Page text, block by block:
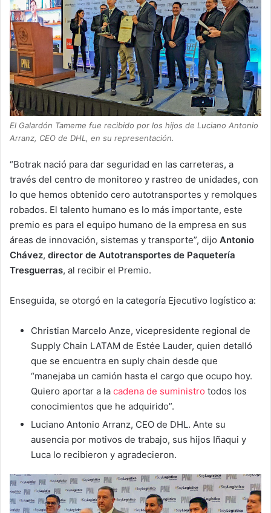
El Galardón Tameme fue recibido por los hijos de Luciano Antonio
Arranz, CEO de DHL, en su representación.
“Botrak nació para dar seguridad en las carreteras, a
través del centro de monitoreo y rastreo de unidades, con
lo que hemos obtenido cero autotransportes y remolques
robados. El talento humano es lo más importante, este
premio es para el equipo humano de la empresa en sus
áreas de innovación, sistemas y transporte”, dijo Antonio
Chávez, director de Autotransportes de Paquetería
Tresguerras, al recibir el Premio.
Enseguida, se otorgó en la categoría Ejecutivo logístico a:
Christian Marcelo Anze, vicepresidente regional de
Supply Chain LATAM de Estée Lauder, quien detalló
que se encuentra en suply chain desde que
“manejaba un camión hasta el cargo que ocupo hoy.
Quiero aportar a la cadena de suministro todos los
conocimientos que he adquirido”.
Luciano Antonio Arranz, CEO de DHL. Ante su
ausencia por motivos de trabajo, sus hijos Iñaqui y
Luca lo recibieron y agradecieron.